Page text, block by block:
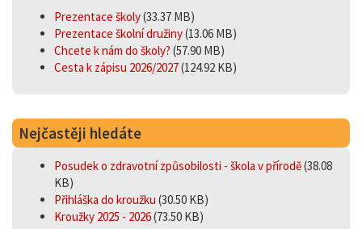
Prezentace školy(33.37 MB)
Prezentace školní družiny(13.06 MB)
Chcete k nám do školy? (57.90 MB)
Cesta k zápisu 2026/2027(124.92 KB)
Nejčastěji hledáte
Posudek o zdravotní způsobilosti - škola v přírodě(38.08
KB)
Přihláška do kroužku (30.50 KB)
Kroužky 2025 - 2026(73.50 KB)